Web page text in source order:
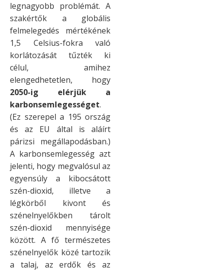
legnagyobb problémát. A
szakértők a globális
felmelegedés mértékének
1,5 Celsius-fokra való
korlátozását tűzték ki
célul, amihez
elengedhetetlen, hogy
2050-ig elérjük a
karbonsemlegességet.
(Ez szerepel a 195 ország
és az EU által is aláírt
párizsi megállapodásban.)
A karbonsemlegesség azt
jelenti, hogy megvalósul az
egyensúly a kibocsátott
szén-dioxid, illetve a
légkörből kivont és
szénelnyelőkben tárolt
szén-dioxid mennyisége
között. A fő természetes
szénelnyelők közé tartozik
a talaj, az erdők és az